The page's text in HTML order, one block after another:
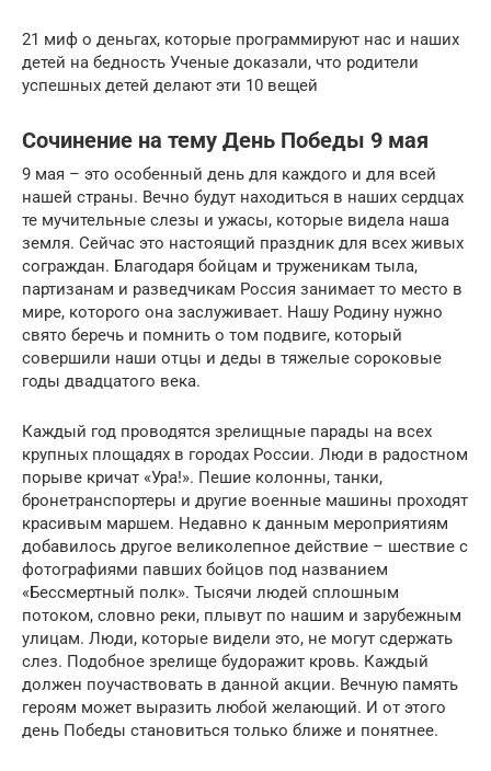
21 миф о деньгах, которые программируют нас и наших
детей на бедность Ученые доказали, что родители
успешных детей делают эти 10 вещей
Сочинение на тему День Победы 9 мая
9 мая – это особенный день для каждого и для всей
нашей страны. Вечно будут находиться в наших сердцах
те мучительные слезы и ужасы, которые видела наша
земля. Сейчас это настоящий праздник для всех живых
сограждан. Благодаря бойцам и труженикам тыла,
партизанам и разведчикам Россия занимает то место в
мире, которого она заслуживает. Нашу Родину нужно
свято беречь и помнить о том подвиге, который
совершили наши отцы и деды в тяжелые сороковые
годы двадцатого века.
Каждый год проводятся зрелищные парады на всех
крупных площадях в городах России. Люди в радостном
порыве кричат «Ура!». Пешие колонны, танки,
бронетранспортеры и другие военные машины проходят
красивым маршем. Недавно к данным мероприятиям
добавилось другое великолепное действие – шествие с
фотографиями павших бойцов под названием
«Бессмертный полк». Тысячи людей сплошным
потоком, словно реки, плывут по нашим и зарубежным
улицам. Люди, которые видели это, не могут сдержать
слез. Подобное зрелище будоражит кровь. Каждый
должен поучаствовать в данной акции. Вечную память
героям может выразить любой желающий. И от этого
день Победы становиться только ближе и понятнее.